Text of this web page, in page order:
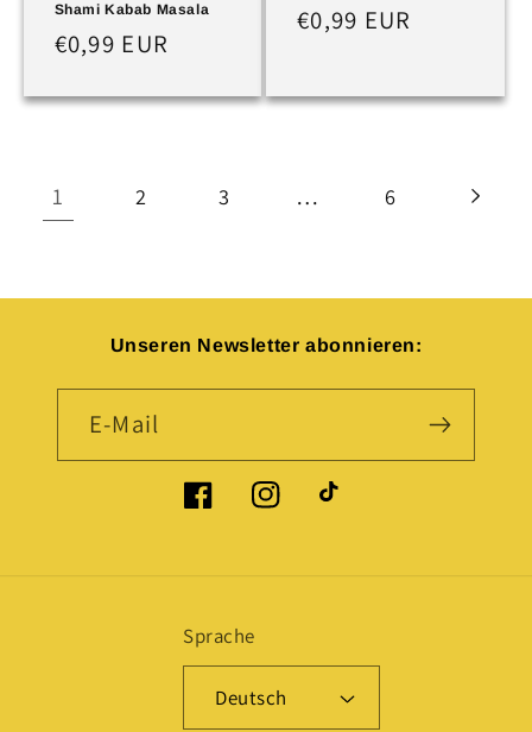
Shami Kabab Masala
Normaler
€0,99 EUR
Normaler
€0,99 EUR
1 2 3 … 6
Unseren Newsletter abonnieren:
E-Mail
FacebookInstagramTikTok
Sprache
Deutsch